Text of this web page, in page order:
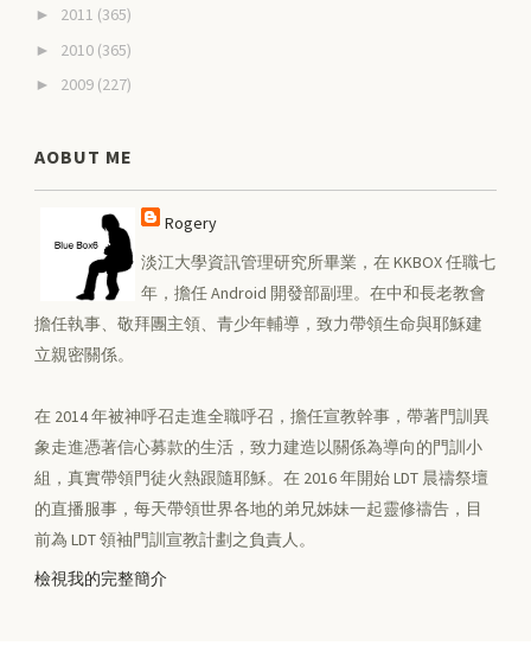
► 2011 (365)
► 2010 (365)
► 2009 (227)
AOBUT ME
Rogery
淡江大學資訊管理研究所畢業，在 KKBOX 任職七
年，擔任 Android 開發部副理。在中和長老教會
擔任執事、敬拜團主領、青少年輔導，致力帶領生命與耶穌建
立親密關係。
在 2014 年被神呼召走進全職呼召，擔任宣教幹事，帶著門訓異
象走進憑著信心募款的生活，致力建造以關係為導向的門訓小
組，真實帶領門徒火熱跟隨耶穌。在 2016 年開始 LDT 晨禱祭壇
的直播服事，每天帶領世界各地的弟兄姊妹一起靈修禱告，目
前為 LDT 領袖門訓宣教計劃之負責人。
檢視我的完整簡介